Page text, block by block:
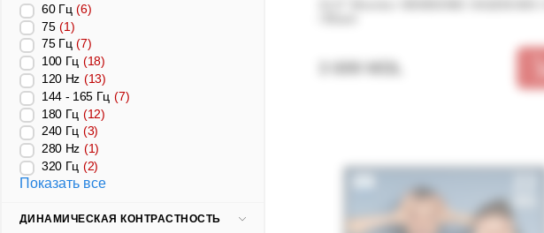
60 Гц (6)
75 (1)
75 Гц (7)
100 Гц (18)
120 Hz (13)
144 - 165 Гц (7)
180 Гц (12)
240 Гц (3)
280 Hz (1)
320 Гц (2)
Показать все
ДИНАМИЧЕСКАЯ КОНТРАСТНОСТЬ
3 699 MDL